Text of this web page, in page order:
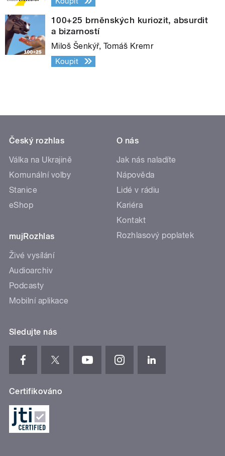
100+25 brněnských kuriozit, absurdit
a bizarností
Miloš Šenkýř, Tomáš Kremr
Koupit
Český rozhlas
Válka na Ukrajině
Komunální volby
Stanice
eShop
mujRozhlas
Živé vysílání
Audioarchiv
Podcasty
Mobilní aplikace
O nás
Jak nás naladíte
Nápověda
Lidé v rádiu
Kariéra
Kontakt
Rozhlasový poplatek
Sledujte nás
Certifikováno